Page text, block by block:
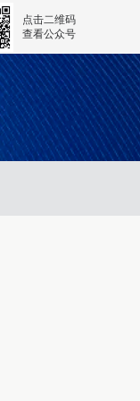
点击二维码
查看公众号